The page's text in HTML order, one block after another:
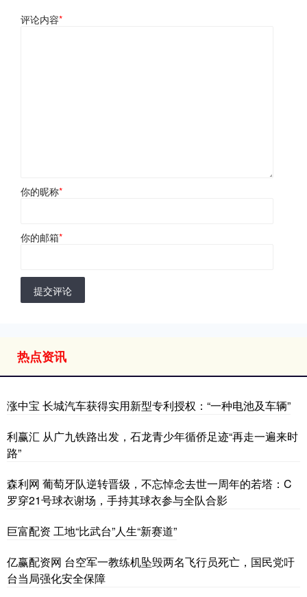
评论内容*
你的昵称*
你的邮箱*
提交评论
热点资讯
涨中宝 长城汽车获得实用新型专利授权：“一种电池及车辆”
利赢汇 从广九铁路出发，石龙青少年循侨足迹“再走一遍来时
路”
森利网 葡萄牙队逆转晋级，不忘悼念去世一周年的若塔：C
罗穿21号球衣谢场，手持其球衣参与全队合影
巨富配资 工地“比武台”人生“新赛道”
亿赢配资网 台空军一教练机坠毁两名飞行员死亡，国民党吁
台当局强化安全保障